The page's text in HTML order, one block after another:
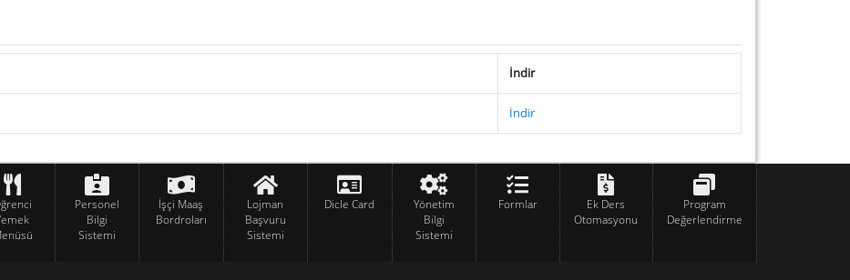
İndir
İndir
Personel
Bilgi
Sistemi
İşçi Maaş
Bordroları
Lojman
Başvuru
Sistemi
Dicle Card
Yönetim
Bilgi
Sistemi
Formlar
Ek Ders
Otomasyonu
Program
Değerlendirme